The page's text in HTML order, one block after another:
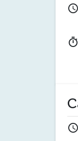
schedule
timer
schedule